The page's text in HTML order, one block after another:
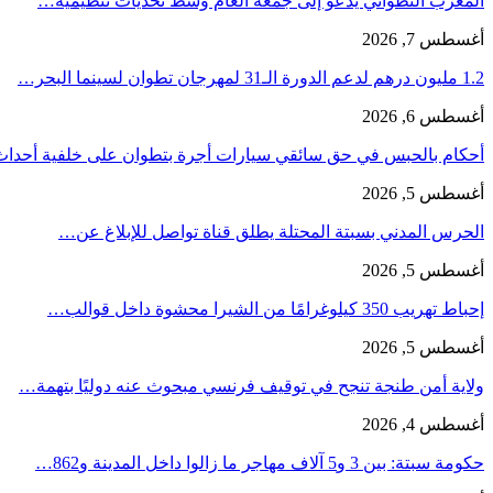
أغسطس 7, 2026
1.2 مليون درهم لدعم الدورة الـ31 لمهرجان تطوان لسينما البحر…
أغسطس 6, 2026
أحكام بالحبس في حق سائقي سيارات أجرة بتطوان على خلفية
أغسطس 5, 2026
الحرس المدني بسبتة المحتلة يطلق قناة تواصل للإبلاغ عن…
أغسطس 5, 2026
إحباط تهريب 350 كيلوغرامًا من الشيرا محشوة داخل قوالب…
أغسطس 5, 2026
ولاية أمن طنجة تنجح في توقيف فرنسي مبحوث عنه دوليًا بتهمة…
أغسطس 4, 2026
حكومة سبتة: بين 3 و5 آلاف مهاجر ما زالوا داخل المدينة و862…